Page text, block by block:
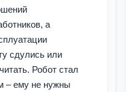
а
сдулись или
Робот стал
– ему не нужны